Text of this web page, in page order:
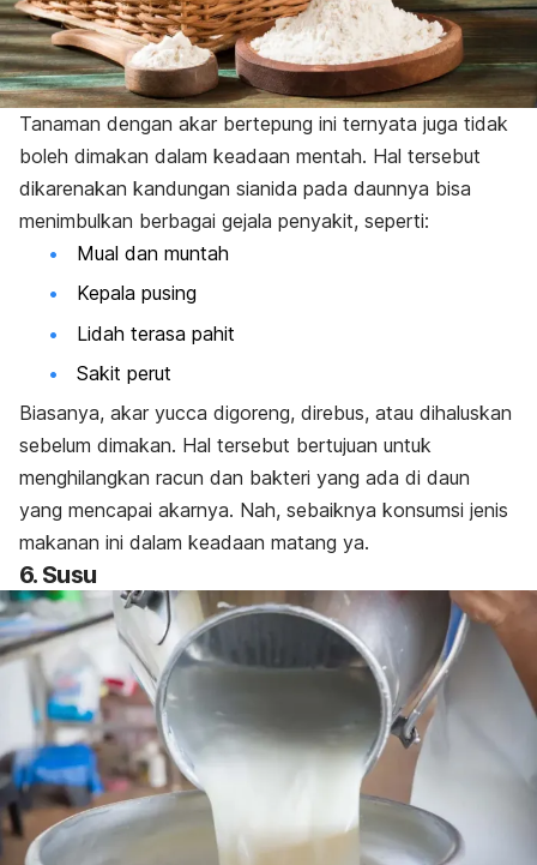
Tanaman dengan akar bertepung ini ternyata juga tidak
boleh dimakan dalam keadaan mentah. Hal tersebut
dikarenakan kandungan sianida pada daunnya bisa
menimbulkan berbagai gejala penyakit, seperti:
Mual dan muntah
Kepala pusing
Lidah terasa pahit
Sakit perut
Biasanya, akar yucca digoreng, direbus, atau dihaluskan
sebelum dimakan. Hal tersebut bertujuan untuk
menghilangkan racun dan bakteri yang ada di daun
yang mencapai akarnya. Nah, sebaiknya konsumsi jenis
makanan ini dalam keadaan matang ya.
6. Susu